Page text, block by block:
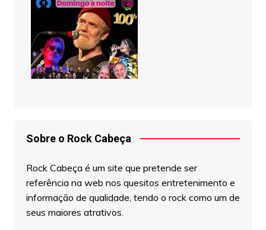
Sobre o Rock Cabeça
Rock Cabeça é um site que pretende ser
referência na web nos quesitos entretenimento e
informação de qualidade, tendo o rock como um de
seus maiores atrativos.